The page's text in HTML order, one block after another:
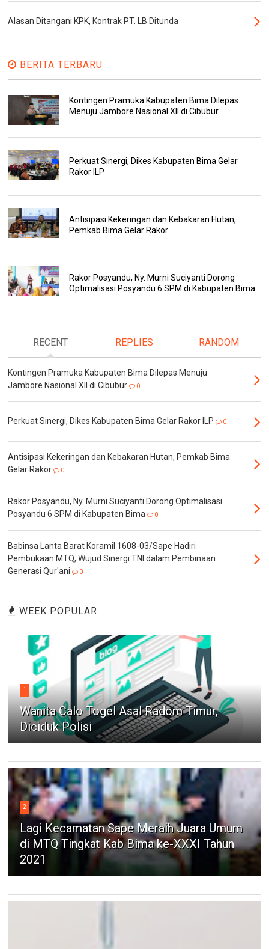
Alasan Ditangani KPK, Kontrak PT. LB Ditunda
BERITA TERBARU
Kontingen Pramuka Kabupaten Bima Dilepas
Menuju Jambore Nasional XII di Cibubur
Perkuat Sinergi, Dikes Kabupaten Bima Gelar
Rakor ILP
Antisipasi Kekeringan dan Kebakaran Hutan,
Pemkab Bima Gelar Rakor
Rakor Posyandu, Ny. Murni Suciyanti Dorong
Optimalisasi Posyandu 6 SPM di Kabupaten Bima
RECENT REPLIES RANDOM
Kontingen Pramuka Kabupaten Bima Dilepas Menuju
Jambore Nasional XII di Cibubur
0
Perkuat Sinergi, Dikes Kabupaten Bima Gelar Rakor ILP 0
Antisipasi Kekeringan dan Kebakaran Hutan, Pemkab Bima
Gelar Rakor
0
Rakor Posyandu, Ny. Murni Suciyanti Dorong Optimalisasi
Posyandu 6 SPM di Kabupaten Bima
0
Babinsa Lanta Barat Koramil 1608-03/Sape Hadiri
Pembukaan MTQ, Wujud Sinergi TNI dalam Pembinaan
Generasi Qur'ani
0
WEEK POPULAR
1
Wanita Calo Togel Asal Radom Timur,
Diciduk Polisi
2
Lagi Kecamatan Sape Meraih Juara Umum
di MTQ Tingkat Kab Bima ke-XXXI Tahun
2021